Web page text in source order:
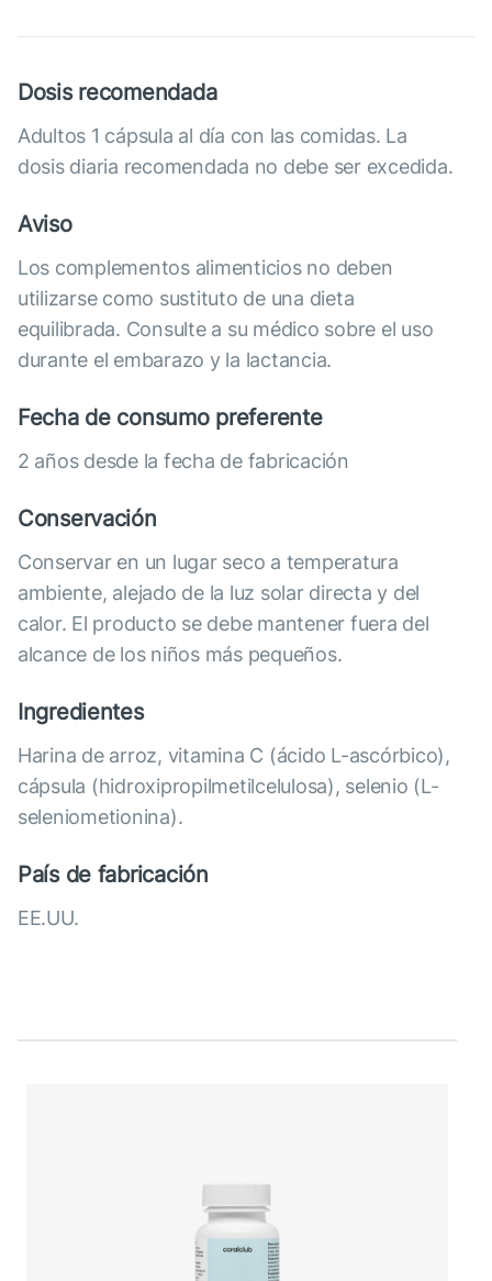
Dosis recomendada
Adultos 1 cápsula al día con las comidas. La
dosis diaria recomendada no debe ser excedida.
Aviso
Los complementos alimenticios no deben
utilizarse como sustituto de una dieta
equilibrada. Consulte a su médico sobre el uso
durante el embarazo y la lactancia.
Fecha de consumo preferente
2 años desde la fecha de fabricación
Conservación
Conservar en un lugar seco a temperatura
ambiente, alejado de la luz solar directa y del
calor. El producto se debe mantener fuera del
alcance de los niños más pequeños.
Ingredientes
Harina de arroz, vitamina C (ácido L-ascórbico),
cápsula (hidroxipropilmetilcelulosa), selenio (L-
seleniometionina).
País de fabricación
EE.UU.